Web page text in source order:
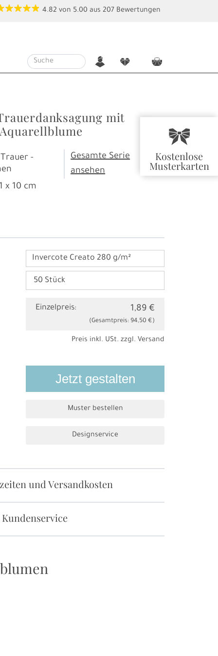
r
Kostenlose
Musterkarten
4.82 von 5.00 aus 207 Bewertungen
n f c
mit
-
Gesamte Serie
ansehen
x 10 cm
Invercote Creato 280 g/m²
Einzelpreis: 1,89 €
(Gesamtpreis: 94,50 €)
Preis inkl. USt. zzgl. Versand
Jetzt gestalten
Muster bestellen
Designservice
und Versandkosten